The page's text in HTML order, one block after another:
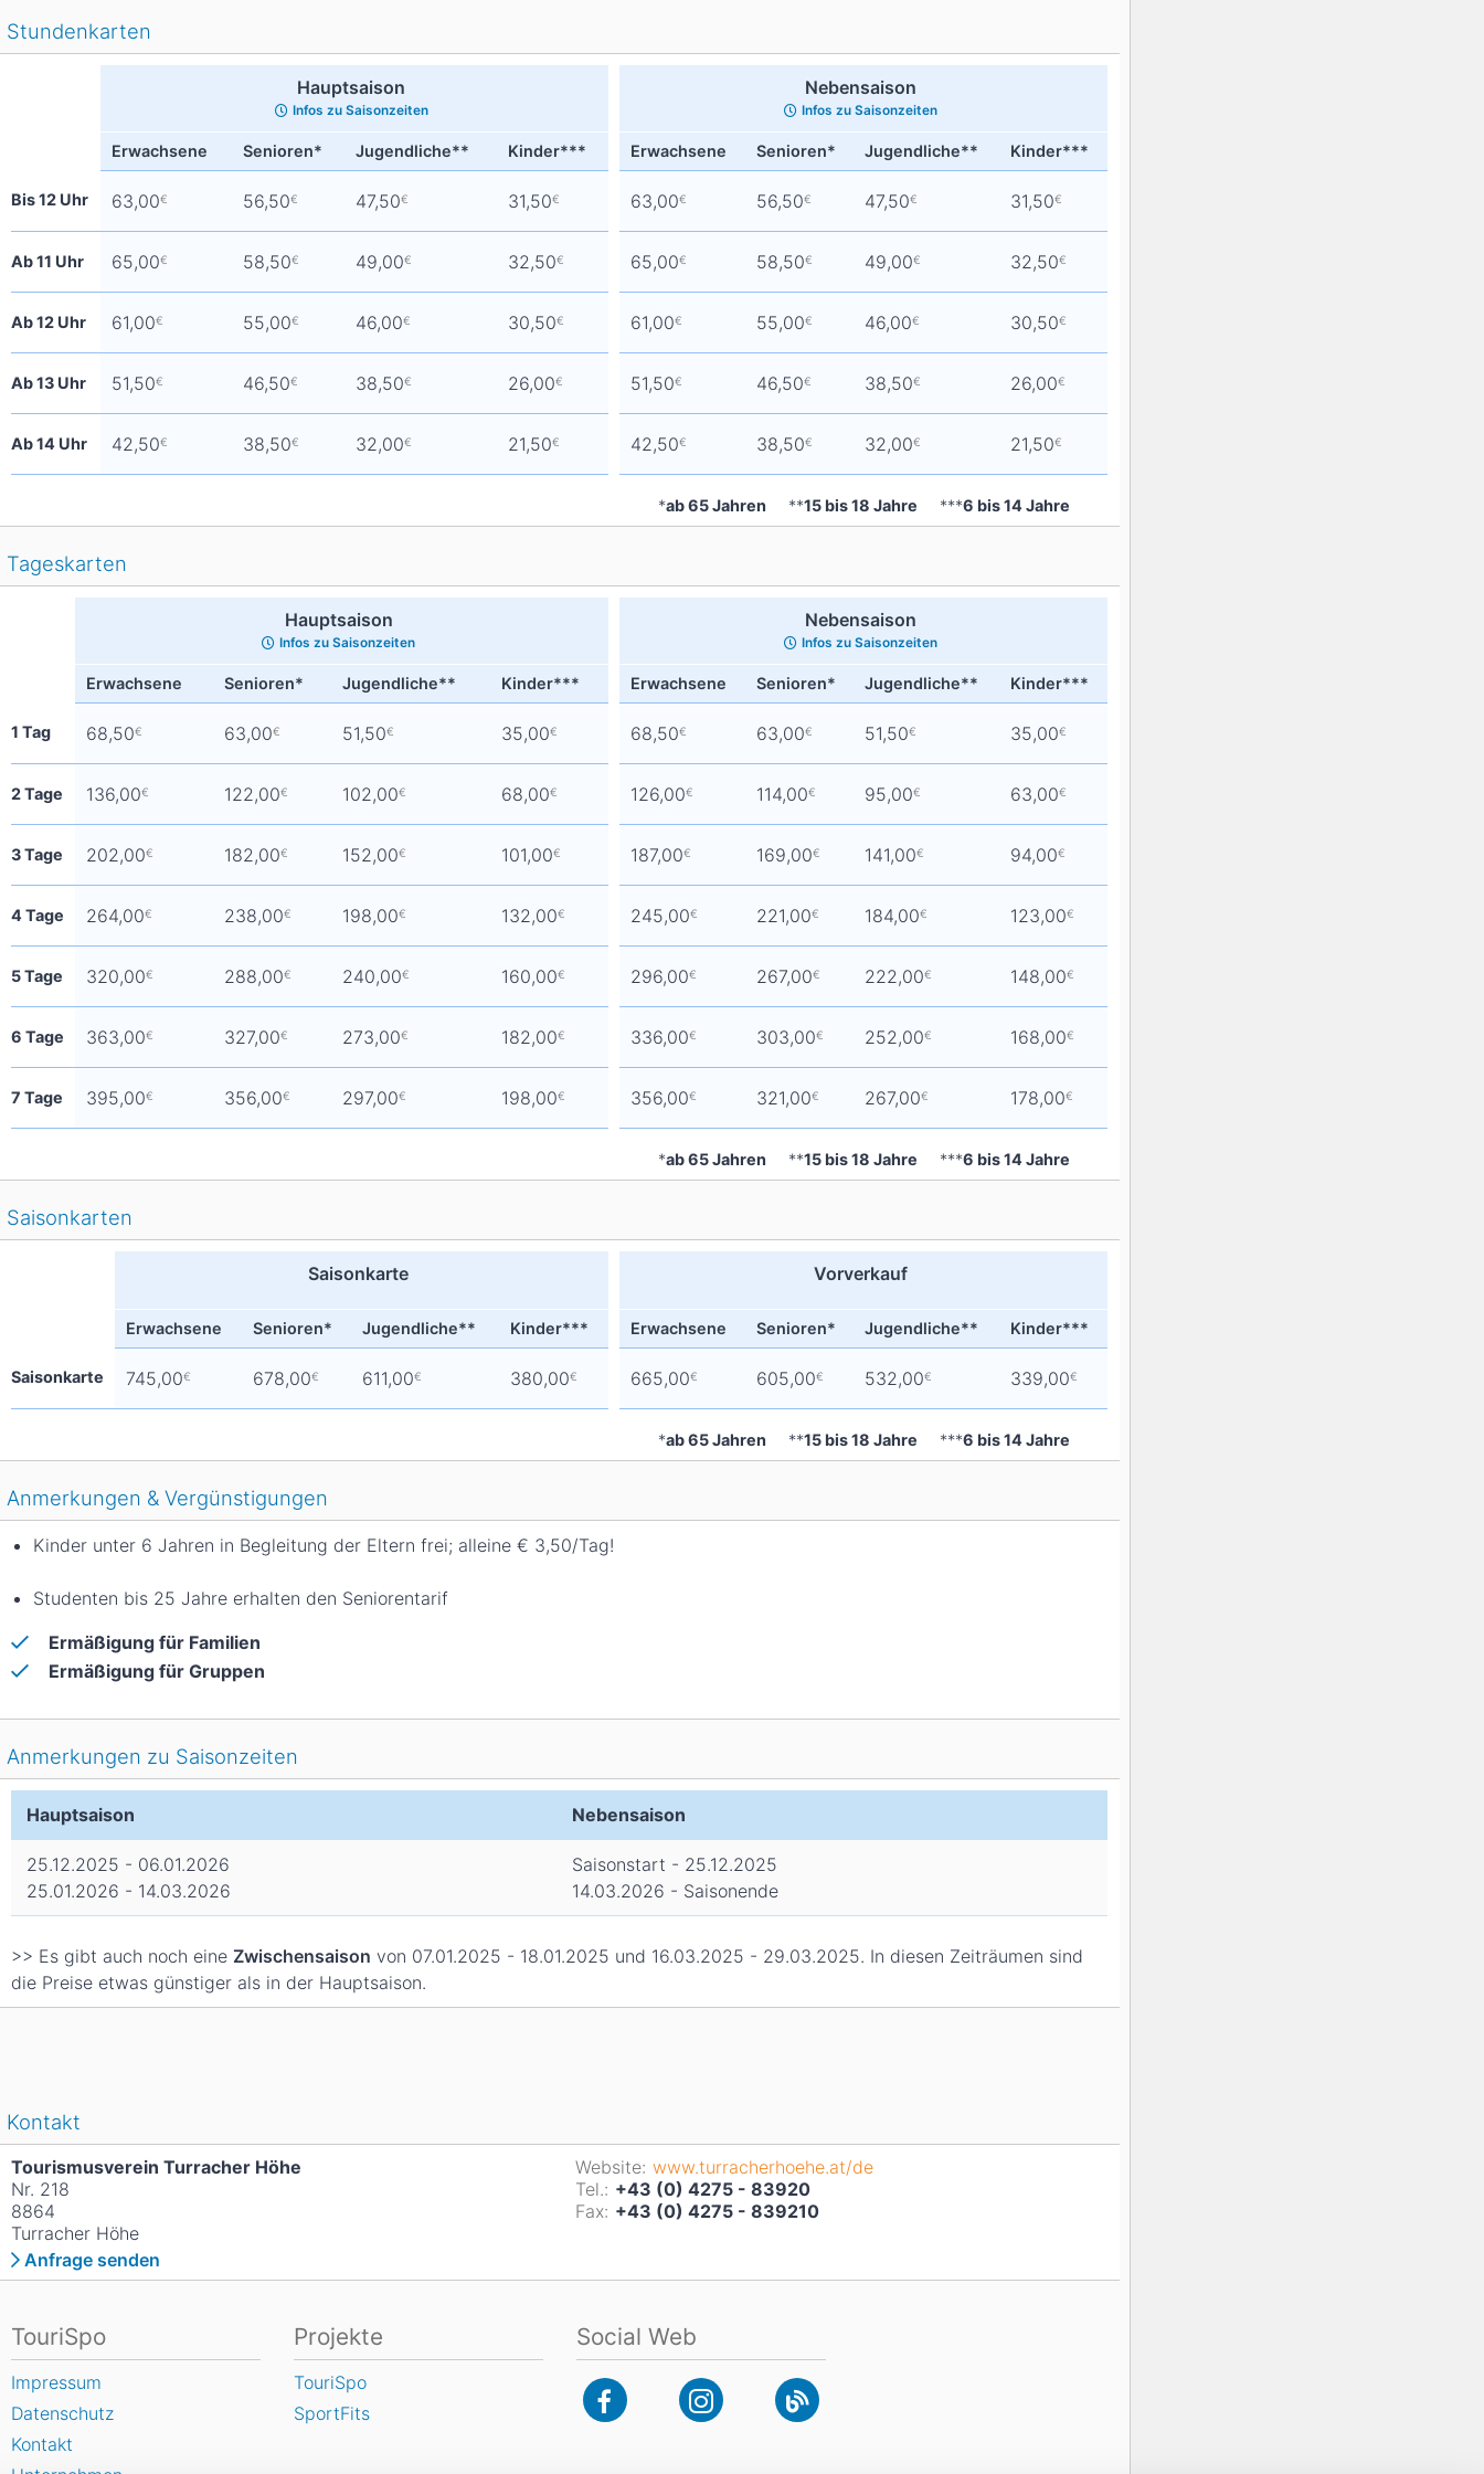
Stundenkarten
Hauptsaison
Infos zu Saisonzeiten
Erwachsene Senioren* Jugendliche** Kinder***
Bis 12 Uhr 63,00€ 56,50€ 47,50€ 31,50€
Ab 11 Uhr 65,00€ 58,50€ 49,00€ 32,50€
Ab 12 Uhr 61,00€ 55,00€ 46,00€ 30,50€
Ab 13 Uhr 51,50€ 46,50€ 38,50€ 26,00€
Ab 14 Uhr 42,50€ 38,50€ 32,00€ 21,50€
Nebensaison
Infos zu Saisonzeiten
Erwachsene Senioren* Jugendliche** Kinder***
63,00€ 56,50€ 47,50€ 31,50€
65,00€ 58,50€ 49,00€ 32,50€
61,00€ 55,00€ 46,00€ 30,50€
51,50€ 46,50€ 38,50€ 26,00€
42,50€ 38,50€ 32,00€ 21,50€
*ab 65 Jahren **15 bis 18 Jahre ***6 bis 14 Jahre
Tageskarten
Hauptsaison
Infos zu Saisonzeiten
Erwachsene Senioren* Jugendliche** Kinder***
1 Tag 68,50€ 63,00€ 51,50€ 35,00€
2 Tage 136,00€ 122,00€ 102,00€ 68,00€
3 Tage 202,00€ 182,00€ 152,00€ 101,00€
4 Tage 264,00€ 238,00€ 198,00€ 132,00€
5 Tage 320,00€ 288,00€ 240,00€ 160,00€
6 Tage 363,00€ 327,00€ 273,00€ 182,00€
7 Tage 395,00€ 356,00€ 297,00€ 198,00€
Nebensaison
Infos zu Saisonzeiten
Erwachsene Senioren* Jugendliche** Kinder***
68,50€ 63,00€ 51,50€ 35,00€
126,00€ 114,00€ 95,00€ 63,00€
187,00€ 169,00€ 141,00€ 94,00€
245,00€ 221,00€ 184,00€ 123,00€
296,00€ 267,00€ 222,00€ 148,00€
336,00€ 303,00€ 252,00€ 168,00€
356,00€ 321,00€ 267,00€ 178,00€
*ab 65 Jahren **15 bis 18 Jahre ***6 bis 14 Jahre
Saisonkarten
Saisonkarte
Erwachsene Senioren* Jugendliche** Kinder***
Saisonkarte 745,00€ 678,00€ 611,00€ 380,00€
Vorverkauf
Erwachsene Senioren* Jugendliche** Kinder***
665,00€ 605,00€ 532,00€ 339,00€
*ab 65 Jahren **15 bis 18 Jahre ***6 bis 14 Jahre
Anmerkungen & Vergünstigungen
Kinder unter 6 Jahren in Begleitung der Eltern frei; alleine € 3,50/Tag!
Studenten bis 25 Jahre erhalten den Seniorentarif
Ermäßigung für Familien
Ermäßigung für Gruppen
Anmerkungen zu Saisonzeiten
Hauptsaison Nebensaison
25.12.2025 - 06.01.2026
25.01.2026 - 14.03.2026
Saisonstart - 25.12.2025
14.03.2026 - Saisonende
>> Es gibt auch noch eine Zwischensaison von 07.01.2025 - 18.01.2025 und 16.03.2025 - 29.03.2025. In diesen Zeiträumen sind
die Preise etwas günstiger als in der Hauptsaison.
Kontakt
Tourismusverein Turracher Höhe
Nr. 218
8864
Turracher Höhe
Anfrage senden
Website: www.turracherhoehe.at/de
Tel.: +43 (0) 4275 - 83920
Fax: +43 (0) 4275 - 839210
Iran Vereinigte Arabische Emirate
Ozeanien
Neuseeland Australien
Südamerika
Chile Argentinien
Afrika
Argentinien
Asien
Russland
Dynastar Salomon
Nordica Stöckli Scott Black Diamond
Hagan
TouriSpo
Impressum
Datenschutz
Kontakt
Projekte
TouriSpo
SportFits
Social Web